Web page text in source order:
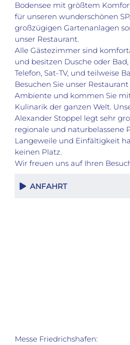
Bodensee mit größtem
für unseren wunderschönen
großzügigen Gartenanlagen
unser Restaurant.
Alle Gästezimmer sind
und besitzen Dusche oder
Telefon, Sat-TV, und teilweise
Besuchen Sie unser
Ambiente und kommen Sie
Kulinarik der ganzen Welt.
Alexander Stoppel legt sehr
regionale und naturbelassene
Langeweile und Einfältigkeit
keinen Platz.
Wir freuen uns auf Ihren
ANFAHRT
Messe Friedrichshafen: